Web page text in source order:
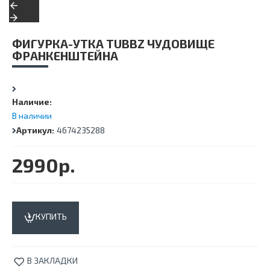
ФИГУРКА-УТКА TUBBZ ЧУДОВИЩЕ
ФРАНКЕНШТЕЙНА
Наличие:
В наличии
Артикул: 4674235288
2990р.
КУПИТЬ
В ЗАКЛАДКИ